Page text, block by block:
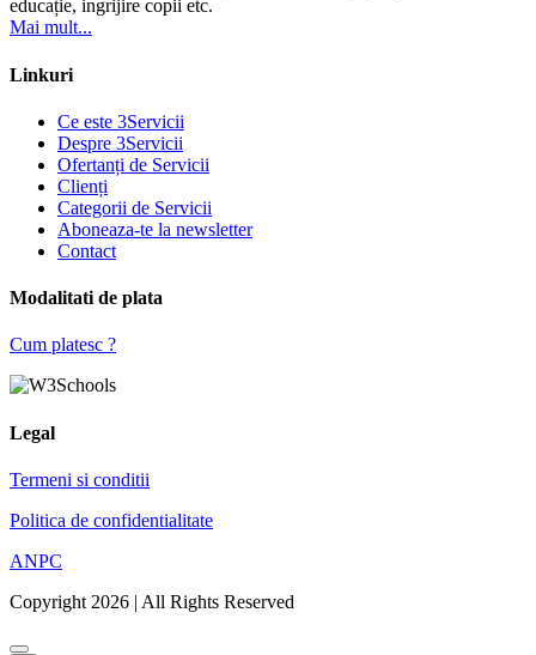
educație, ingrijire copii etc.
Mai mult...
Linkuri
Ce este 3Servicii
Despre 3Servicii
Ofertanți de Servicii
Clienți
Categorii de Servicii
Aboneaza-te la newsletter
Contact
Modalitati de plata
Cum platesc ?
Legal
Termeni si conditii
Politica de confidentialitate
ANPC
Copyright 2026 | All Rights Reserved